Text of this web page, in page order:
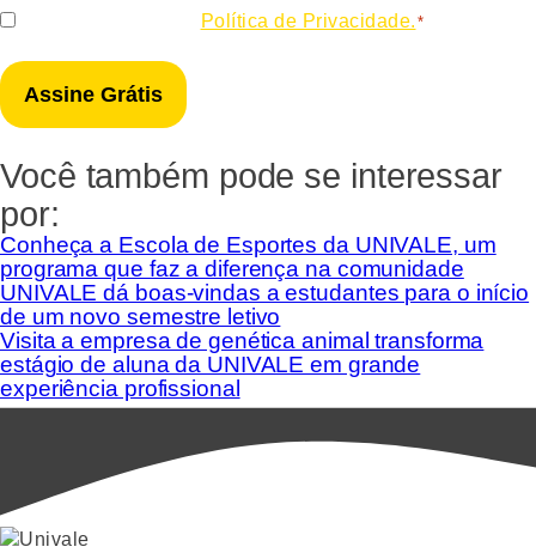
Consentir Política de Privacidade. *
Você também pode se interessar
por:
Conheça a Escola de Esportes da UNIVALE, um
programa que faz a diferença na comunidade
UNIVALE dá boas-vindas a estudantes para o início
de um novo semestre letivo
Visita a empresa de genética animal transforma
estágio de aluna da UNIVALE em grande
experiência profissional